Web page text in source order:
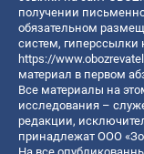
получении
обязательном
систем, гиперссылки
https://
материал в первом
Все материалы на
исследования –
редакции,
принадлежат ООО